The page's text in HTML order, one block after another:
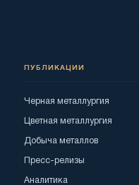
ПУБЛИКАЦИИ
Черная металлургия
Цветная металлургия
Добыча металлов
Пресс-релизы
Аналитика